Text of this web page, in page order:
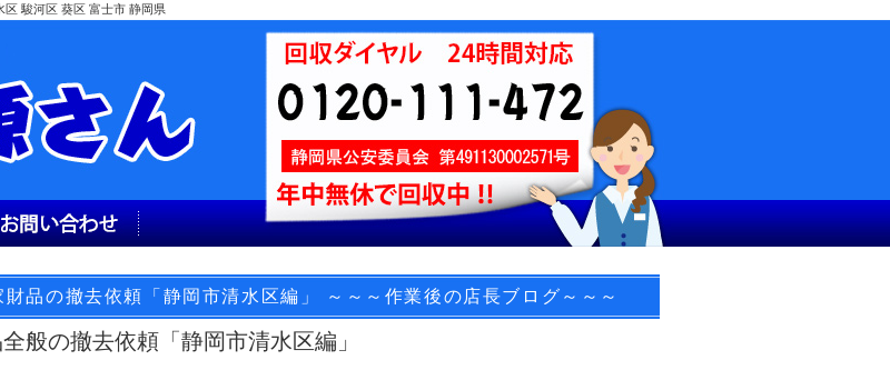
区 駿河区 葵区 富士市 静岡県
財品の撤去依頼「静岡市清水区編」 ～～～作業後の店長ブログ～～～
般の撤去依頼「静岡市清水区編」